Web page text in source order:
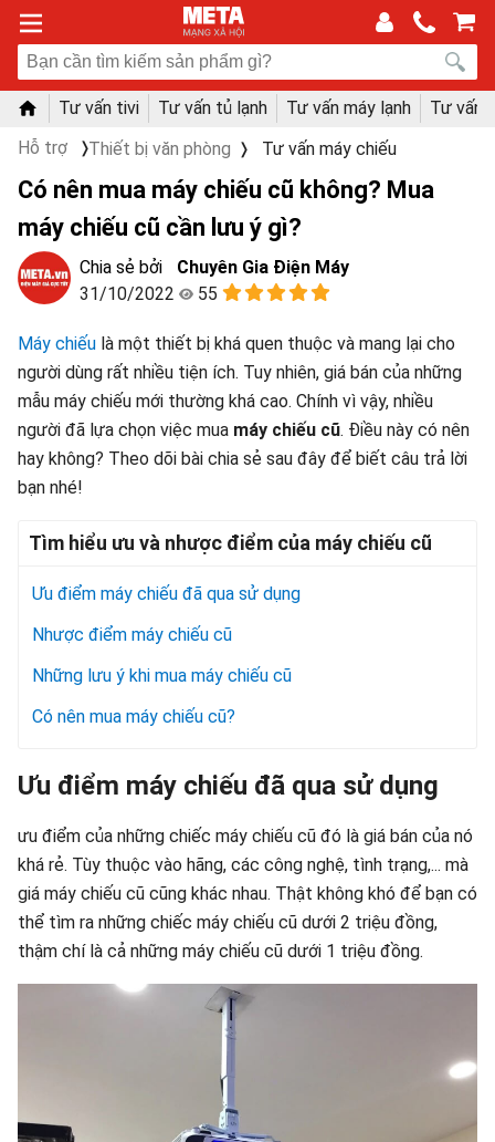
Tư vấn tivi Tư vấn tủ lạnh Tư vấn máy lạnh
Tư vấn
Hỗ trợ
Thiết bị văn phòng Tư vấn máy chiếu
Có nên mua máy chiếu cũ không? Mua
máy chiếu cũ cần lưu ý gì?
Chuyên Gia Điện Máy
31/10/2022
55
Máy chiếu là một thiết bị khá quen thuộc và mang lại cho
người dùng rất nhiều tiện ích. Tuy nhiên, giá bán của những
mẫu máy chiếu mới thường khá cao. Chính vì vậy, nhiều
người đã lựa chọn việc mua máy chiếu cũ. Điều này có nên
hay không? Theo dõi bài chia sẻ sau đây để biết câu trả lời
bạn nhé!
Tìm hiểu ưu và nhược điểm của máy chiếu cũ
Ưu điểm máy chiếu đã qua sử dụng
Nhược điểm máy chiếu cũ
Những lưu ý khi mua máy chiếu cũ
Có nên mua máy chiếu cũ?
Ưu điểm máy chiếu đã qua sử dụng
ưu điểm của những chiếc máy chiếu cũ đó là giá bán của nó
khá rẻ. Tùy thuộc vào hãng, các công nghệ, tình trạng,... mà
giá máy chiếu cũ cũng khác nhau. Thật không khó để bạn có
thể tìm ra những chiếc máy chiếu cũ dưới 2 triệu đồng,
thậm chí là cả những máy chiếu cũ dưới 1 triệu đồng.